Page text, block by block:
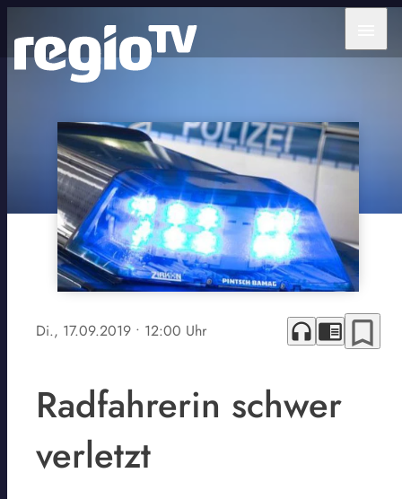
Di., 17.09.2019 • 12:00 Uhr headphones chrome_reader_mode bookmark_border
Radfahrerin schwer
verletzt